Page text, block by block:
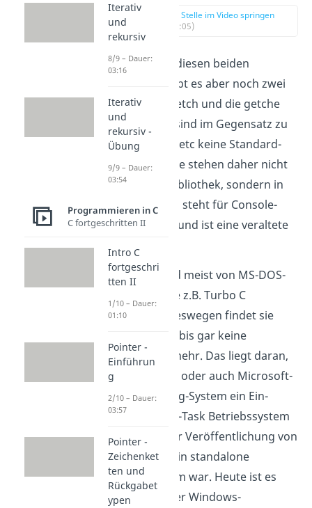
zur Stelle im Video springen
(02:05)
Zusätzlich zu diesen beiden
Funktionen gibt es aber noch zwei
andere: Die getch und die getche
Funktion. Sie sind im Gegensatz zu
getchar und getc keine Standard-
Funktionen. Sie stehen daher nicht
in der stdio-Bibliothek, sondern in
conio.h. Conio steht für Console-
Input-Output und ist eine veraltete
Die getch wird meist von MS-DOS-
Compilern wie z.B. Turbo C
verwendet. Deswegen findet sie
auch seltener bis gar keine
Anwendung mehr. Das liegt daran,
dass MS-DOS, oder auch Microsoft-
Disk-Operating-System ein Ein-
Nutzer, Single-Task Betriebssystem
ist, das vor der Veröffentlichung von
Windows 95 ein standalone
Betriebssystem war. Heute ist es
nur noch in der Windows-
Iterativ
und
rekursiv
8/9 – Dauer:
03:16
Iterativ
und
rekursiv -
Übung
9/9 – Dauer:
03:54
Programmieren in C
C fortgeschritten II
Intro C
fortgeschri
tten II
1/10 – Dauer:
01:10
Pointer -
Einführun
g
2/10 – Dauer:
03:57
Pointer -
Zeichenket
ten und
Rückgabet
ypen